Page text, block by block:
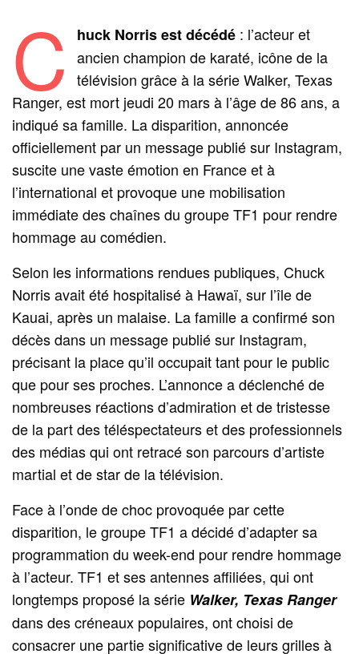
C huck Norris est décédé: l’acteur et
ancien champion de karaté, icône de la
télévision grâce à la série Walker, Texas
Ranger, est mort jeudi 20 mars à l’âge de 86 ans, a
indiqué sa famille. La disparition, annoncée
officiellement par un message publié sur Instagram,
suscite une vaste émotion en France et à
l’international et provoque une mobilisation
immédiate des chaînes du groupe TF1 pour rendre
hommage au comédien.
Selon les informations rendues publiques, Chuck
Norris avait été hospitalisé à Hawaï, sur l’île de
Kauai, après un malaise. La famille a confirmé son
décès dans un message publié sur Instagram,
précisant la place qu’il occupait tant pour le public
que pour ses proches. L’annonce a déclenché de
nombreuses réactions d’admiration et de tristesse
de la part des téléspectateurs et des professionnels
des médias qui ont retracé son parcours d’artiste
martial et de star de la télévision.
Face à l’onde de choc provoquée par cette
disparition, le groupe TF1 a décidé d’adapter sa
programmation du week-end pour rendre hommage
à l’acteur. TF1 et ses antennes affiliées, qui ont
longtemps proposé la série Walker, Texas Ranger
dans des créneaux populaires, ont choisi de
consacrer une partie significative de leurs grilles à